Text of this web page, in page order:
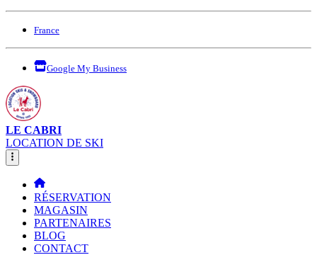
France
Google My Business
LE CABRI
LOCATION DE SKI
RÉSERVATION
MAGASIN
PARTENAIRES
BLOG
CONTACT